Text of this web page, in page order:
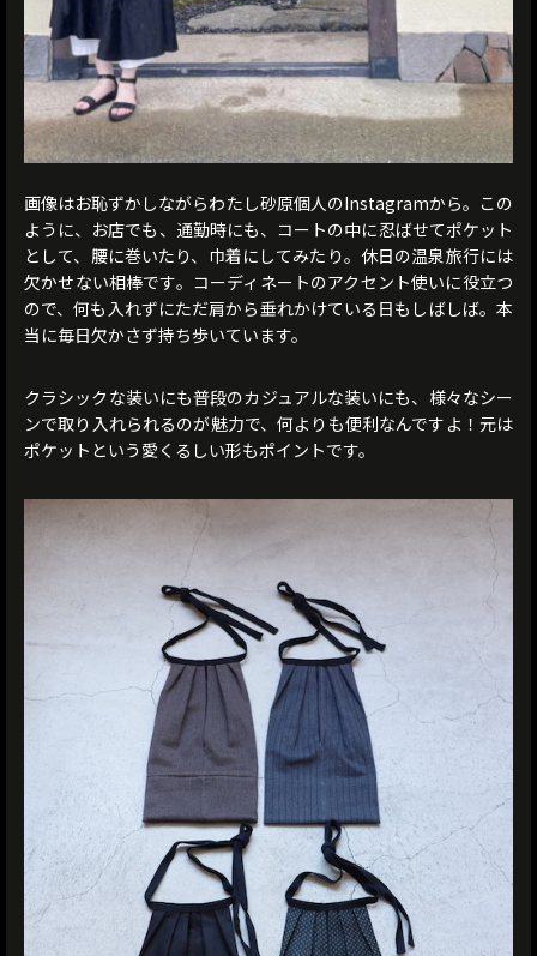
画像はお恥ずかしながらわたし砂原個人のInstagramから。この
ように、お店でも、通勤時にも、コートの中に忍ばせてポケット
として、腰に巻いたり、巾着にしてみたり。休日の温泉旅行には
欠かせない相棒です。コーディネートのアクセント使いに役立つ
ので、何も入れずにただ肩から垂れかけている日もしばしば。本
当に毎日欠かさず持ち歩いています。
クラシックな装いにも普段のカジュアルな装いにも、様々なシー
ンで取り入れられるのが魅力で、何よりも便利なんですよ！元は
ポケットという愛くるしい形もポイントです。